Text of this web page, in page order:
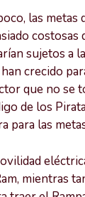
las metas
sujetos a
crecido
que no se
de los
para las
mientras